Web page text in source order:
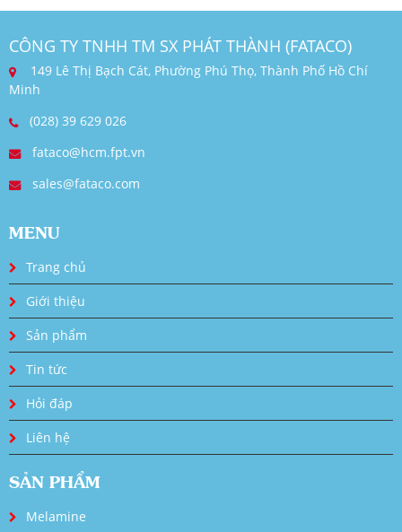
CÔNG TY TNHH TM SX PHÁT THÀNH (FATACO)
149 Lê Thị Bạch Cát, Phường Phú Thọ, Thành Phố Hồ Chí
Minh
(028) 39 629 026
fataco@hcm.fpt.vn
sales@fataco.com
MENU
Trang chủ
Giới thiệu
Sản phẩm
Tin tức
Hỏi đáp
Liên hệ
SẢN PHẨM
Melamine